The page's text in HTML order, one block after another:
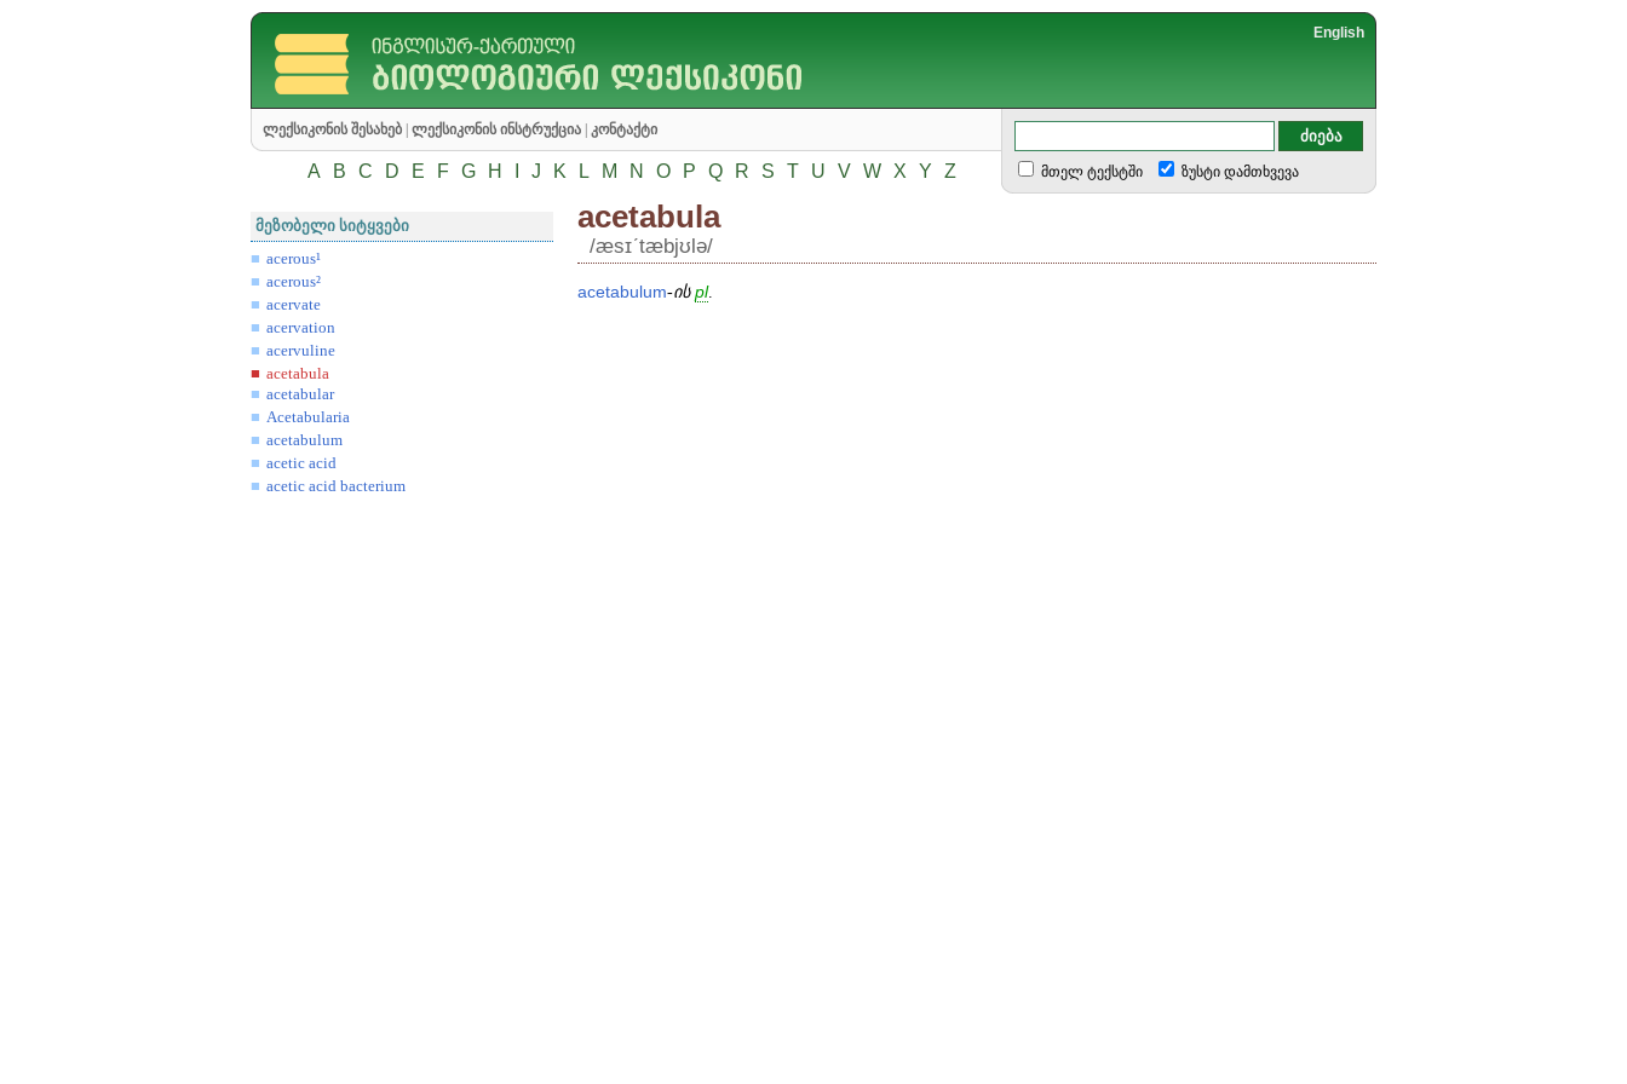
English
ლექსიკონის შესახებ ლექსიკონის ინსტრუქცია კონტაქტი
A B C D E F G H J K L M N O P Q R S T U V W X Y Z მთელ ტექსტში ზუსტი დამთხვევა
მეზობელი სიტყვები
acerous¹
acerous²
acervate
acervation
acervuline
acetabula
acetabular
Acetabularia
acetabulum
acetic acid
acetic acid bacterium
acetabula
/æsɪʹtæbjʊlə/
acetabulum-ის pl.